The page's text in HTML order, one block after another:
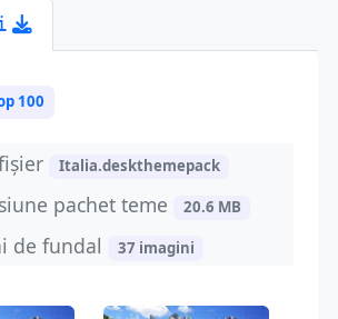
100
Italia.deskthemepack
pachet teme 20.6 MB
de fundal 37 imagini